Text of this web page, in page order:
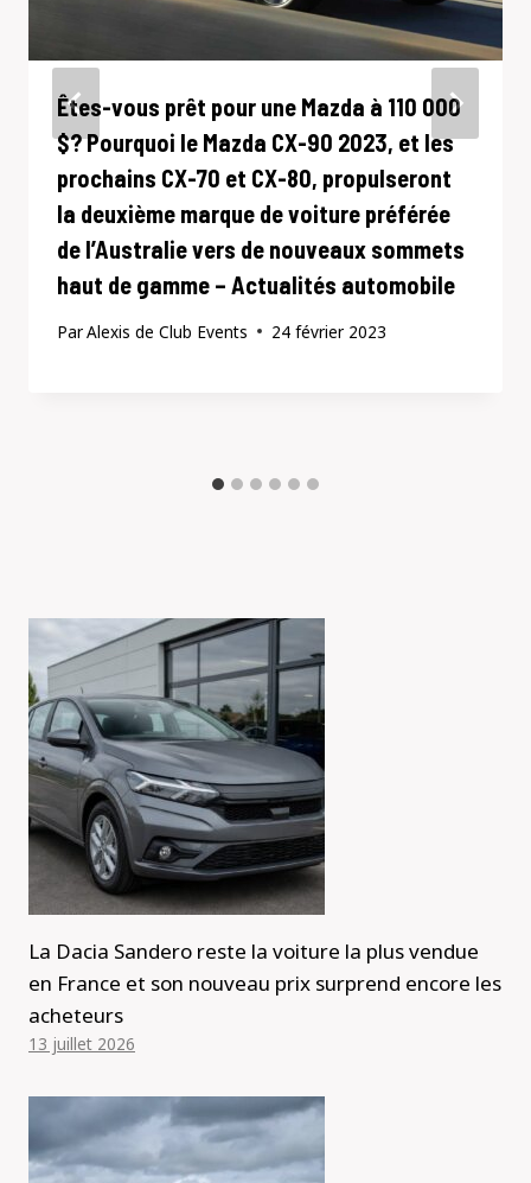
Êtes-vous prêt pour une Mazda à 110 000
$? Pourquoi le Mazda CX-90 2023, et les
prochains CX-70 et CX-80, propulseront
la deuxième marque de voiture préférée
de l’Australie vers de nouveaux sommets
haut de gamme – Actualités automobile
ParAlexis de Club Events 24 février 2023
La Dacia Sandero reste la voiture la plus vendue
en France et son nouveau prix surprend encore les
acheteurs
13 juillet 2026